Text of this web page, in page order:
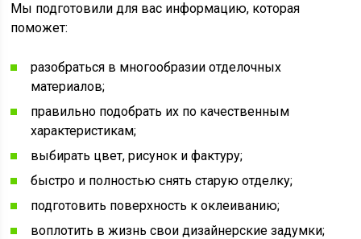
Мы подготовили для вас информацию, которая
поможет:
разобраться в многообразии отделочных
материалов;
правильно подобрать их по качественным
характеристикам;
выбирать цвет, рисунок и фактуру;
быстро и полностью снять старую отделку;
подготовить поверхность к оклеиванию;
воплотить в жизнь свои дизайнерские задумки;